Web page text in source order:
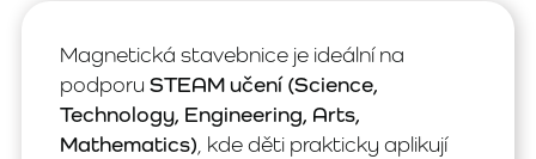
Magnetická stavebnice je ideální na
podporu STEAM učení (Science,
Technology, Engineering, Arts,
Mathematics) , kde děti prakticky aplikují